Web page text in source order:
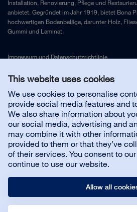
This website uses cookies
We use cookies to personalise
provide social media features and
We also share information about
our social media, advertising and
may combine it with other
provided to them or that they’ve
of their services. You consent to
continue to use our website.
Allow all
Installation, Renovierung, Pflege und
anbietet. Gegründet im Jahr 1919, bietet Bona
hochwertigen Bodenbeläge, darunter Holz,
Gummi und Laminat.
Impressumund Datenschutzrichtlinie
Kontakt
Kundenservice
Über uns